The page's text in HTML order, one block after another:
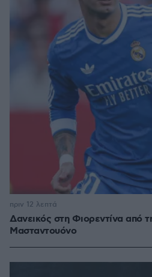
Δανεικός στη Φιορεντίνα από
Μασταντουόνο
πριν 12 λεπτά